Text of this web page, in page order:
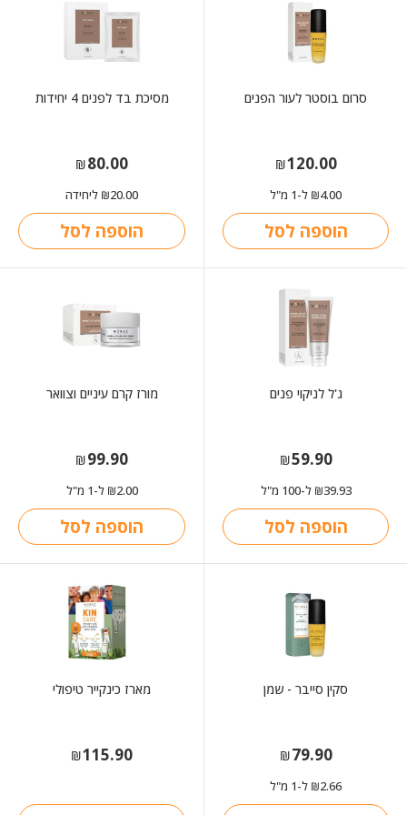
סרום בוסטר לעור הפנים
₪120.00
₪4.00 ל-1 מ"ל
הוספה לסל
מסיכת בד לפנים 4 יחידות
₪80.00
₪20.00 ליחידה
הוספה לסל
ג'ל לניקוי פנים
₪59.90
₪39.93 ל-100 מ"ל
הוספה לסל
מורז קרם עיניים וצוואר
₪99.90
₪2.00 ל-1 מ"ל
הוספה לסל
סקין סייבר - שמן
₪79.90
₪2.66 ל-1 מ"ל
מארז כינקייר טיפולי
₪115.90